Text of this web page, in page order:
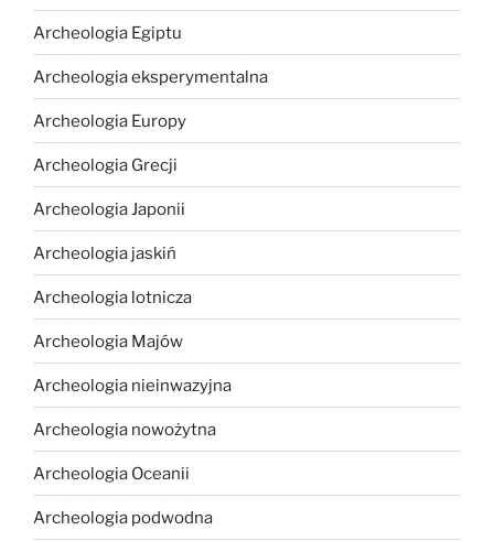
Archeologia Egiptu
Archeologia eksperymentalna
Archeologia Europy
Archeologia Grecji
Archeologia Japonii
Archeologia jaskiń
Archeologia lotnicza
Archeologia Majów
Archeologia nieinwazyjna
Archeologia nowożytna
Archeologia Oceanii
Archeologia podwodna